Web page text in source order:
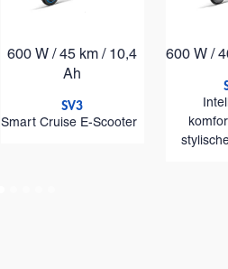
600 W / 45 km / 10,4
Ah
SV3
Smart Cruise E-Scooter
600 W /